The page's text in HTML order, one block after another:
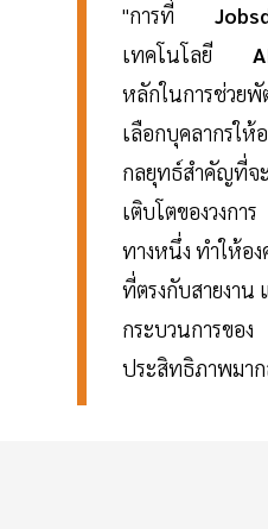
"การที่
เทคโนโลยี
หลักในการช่วยพั
เลือกบุคลากรให้
กลยุทธ์สำคัญที่จ
เติบโตของวงการ
ทางหนึ่ง ทำให้อ
ที่ตรงกับสายงา
กระบวนการของ
ประสิทธิภาพมาก